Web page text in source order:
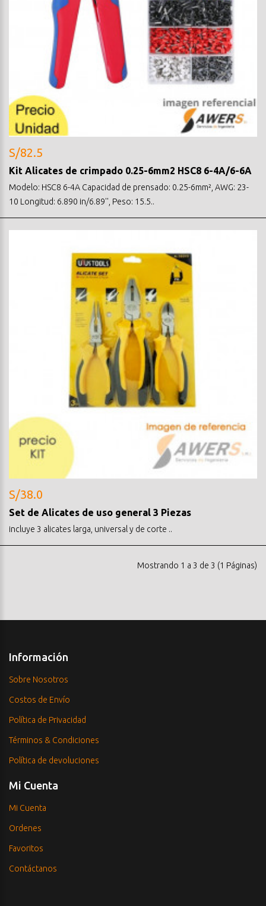
S/82.5
Kit Alicates de crimpado 0.25-6mm2 HSC8 6-4A/6-6A
Modelo: HSC8 6-4A Capacidad de prensado: 0.25-6mm², AWG: 23-
10 Longitud: 6.890 in/6.89'', Peso: 15.5..
S/38.0
Set de Alicates de uso general 3 Piezas
incluye 3 alicates larga, universal y de corte ..
Mostrando 1 a 3 de 3 (1 Páginas)
Información
Sobre Nosotros
Costos de Envío
Política de Privacidad
Términos & Condiciones
Política de devoluciones
Mi Cuenta
Mi Cuenta
Ordenes
Favoritos
Contáctanos